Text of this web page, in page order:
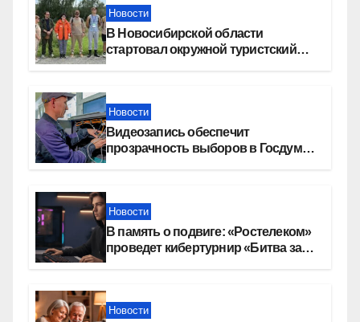
Новости
В Новосибирской области
стартовал окружной туристский
Новости
Видеозапись обеспечит
прозрачность выборов в Госдуму
Новости
В память о подвиге: «Ростелеком»
проведет кибертурнир «Битва за
Новости